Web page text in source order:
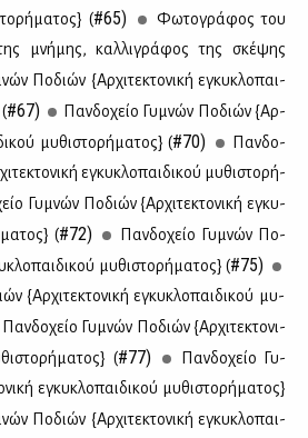
(#65)
Φω­το­γρά­φος του
μνή­μης, καλ­λι­γρά­φος της σκέ­ψης
Πο­διών {Αρ­χι­τε­κτο­νι­κή εγκυ­κλο­παι­
#67)
Παν­δο­χείο Γυ­μνών Πο­διών {Αρ­
μυ­θι­στο­ρή­μα­τος} (#70)
Παν­δο­
εγκυ­κλο­παι­δι­κού μυ­θι­στο­ρή­
Γυ­μνών Πο­διών {Αρ­χι­τε­κτο­νι­κή εγκυ­
(#72)
Παν­δο­χείο Γυ­μνών Πο­
μυ­θι­στο­ρή­μα­τος} (#75)
{Αρ­χι­τε­κτο­νι­κή εγκυ­κλο­παι­δι­κού μυ­
Παν­δο­χείο Γυ­μνών Πο­διών {Αρ­χι­τε­κτο­νι­
(#77)
Παν­δο­χείο Γυ­
εγκυ­κλο­παι­δι­κού μυ­θι­στο­ρή­μα­τος}
Πο­διών {Αρ­χι­τε­κτο­νι­κή εγκυ­κλο­παι­